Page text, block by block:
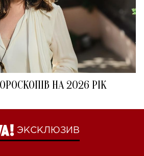
НА 2026 РІК
ЭКСКЛЮЗИВ